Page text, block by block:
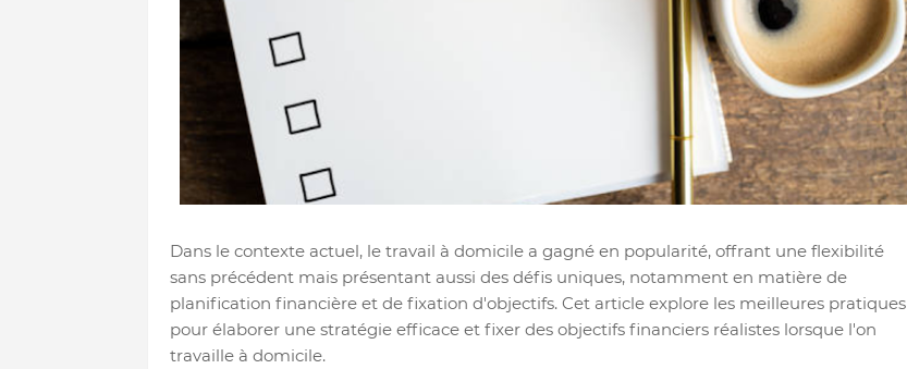
Dans le contexte actuel, le travail à domicile a gagné en popularité, offrant une flexibilité
sans précédent mais présentant aussi des défis uniques, notamment en matière de
planification financière et de fixation d'objectifs. Cet article explore les meilleures pratiques
pour élaborer une stratégie efficace et fixer des objectifs financiers réalistes lorsque l'on
travaille à domicile.